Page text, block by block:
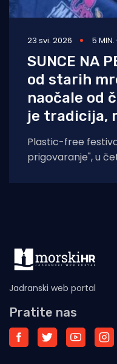
23 svi. 2026 5
SUNCE NA
od starih
naočale od
je tradicija,
Plastic-free
prigovaranje", u
Jadranski web portal
Pratite nas